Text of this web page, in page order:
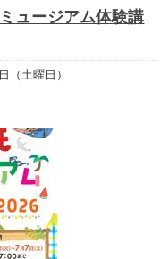
ュージアム体験講
（土曜日）